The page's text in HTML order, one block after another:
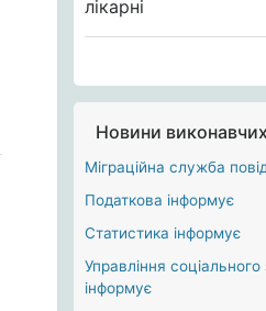
Новини
Міграційна служба
Податкова інформує
Статистика інформує
Управління
інформує